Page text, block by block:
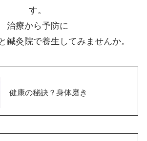
す。
治療から予防に
鍼灸院で養生してみませんか。
健康の秘訣？身体磨き